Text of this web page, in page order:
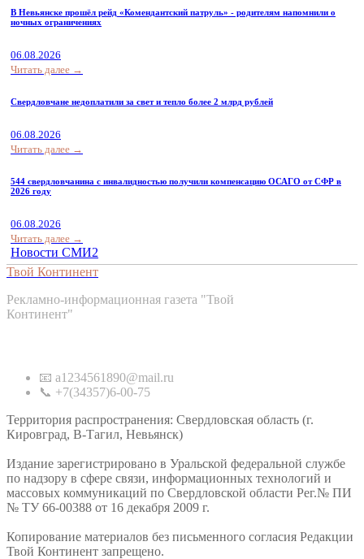
В Невьянске прошёл рейд «Комендантский патруль» - родителям напомнили о
ночных ограничениях
06.08.2026
Читать далее →
Свердловчане недоплатили за свет и тепло более 2 млрд рублей
06.08.2026
Читать далее →
544 свердловчанина с инвалидностью получили компенсацию ОСАГО от СФР в
2026 году
06.08.2026
Читать далее →
Новости СМИ2
Твой Континент
Рекламно-информационная газета "Твой
Континент"
📧 a1234561890@mail.ru
📞 +7(34357)6-00-75
Территория распространения: Свердловская область (г.
Кировград, В-Тагил, Невьянск)
Издание зарегистрировано в Уральской федеральной службе
по надзору в сфере связи, информационных технологий и
массовых коммуникаций по Свердловской области Рег.№ ПИ
№ ТУ 66-00388 от 16 декабря 2009 г.
Копирование материалов без письменного согласия Редакции
Твой Континент запрещено.